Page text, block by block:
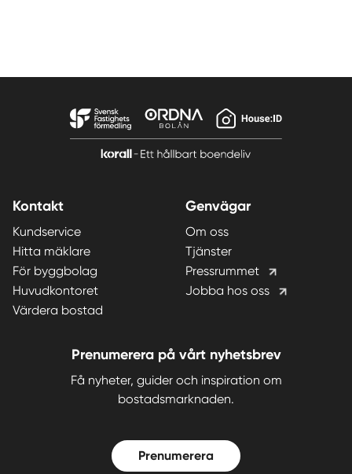
Kontakt
Kundservice
Hitta mäklare
För byggbolag
Huvudkontoret
Värdera bostad
Genvägar
Om oss
Tjänster
Pressrummet
Jobba hos oss
Prenumerera på vårt nyhetsbrev
Få nyheter, guider och inspiration om
bostadsmarknaden.
Prenumerera